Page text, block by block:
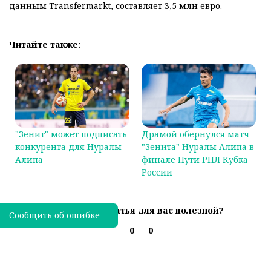
данным Transfermarkt, составляет 3,5 млн евро.
Читайте также:
"Зенит" может подписать
конкурента для Нуралы
Алипа
Драмой обернулся матч
"Зенита" Нуралы Алипа в
финале Пути РПЛ Кубка
России
Была ли эта статья для вас полезной?
0
0
Сообщить об ошибке